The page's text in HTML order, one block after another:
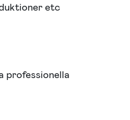
etc
professionella